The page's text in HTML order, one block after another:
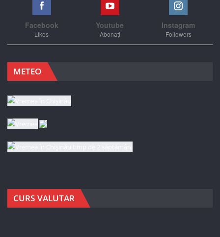
Facebook
Likes
Youtube
Abonați
Instagram
Followers
METEO
CURS VALUTAR